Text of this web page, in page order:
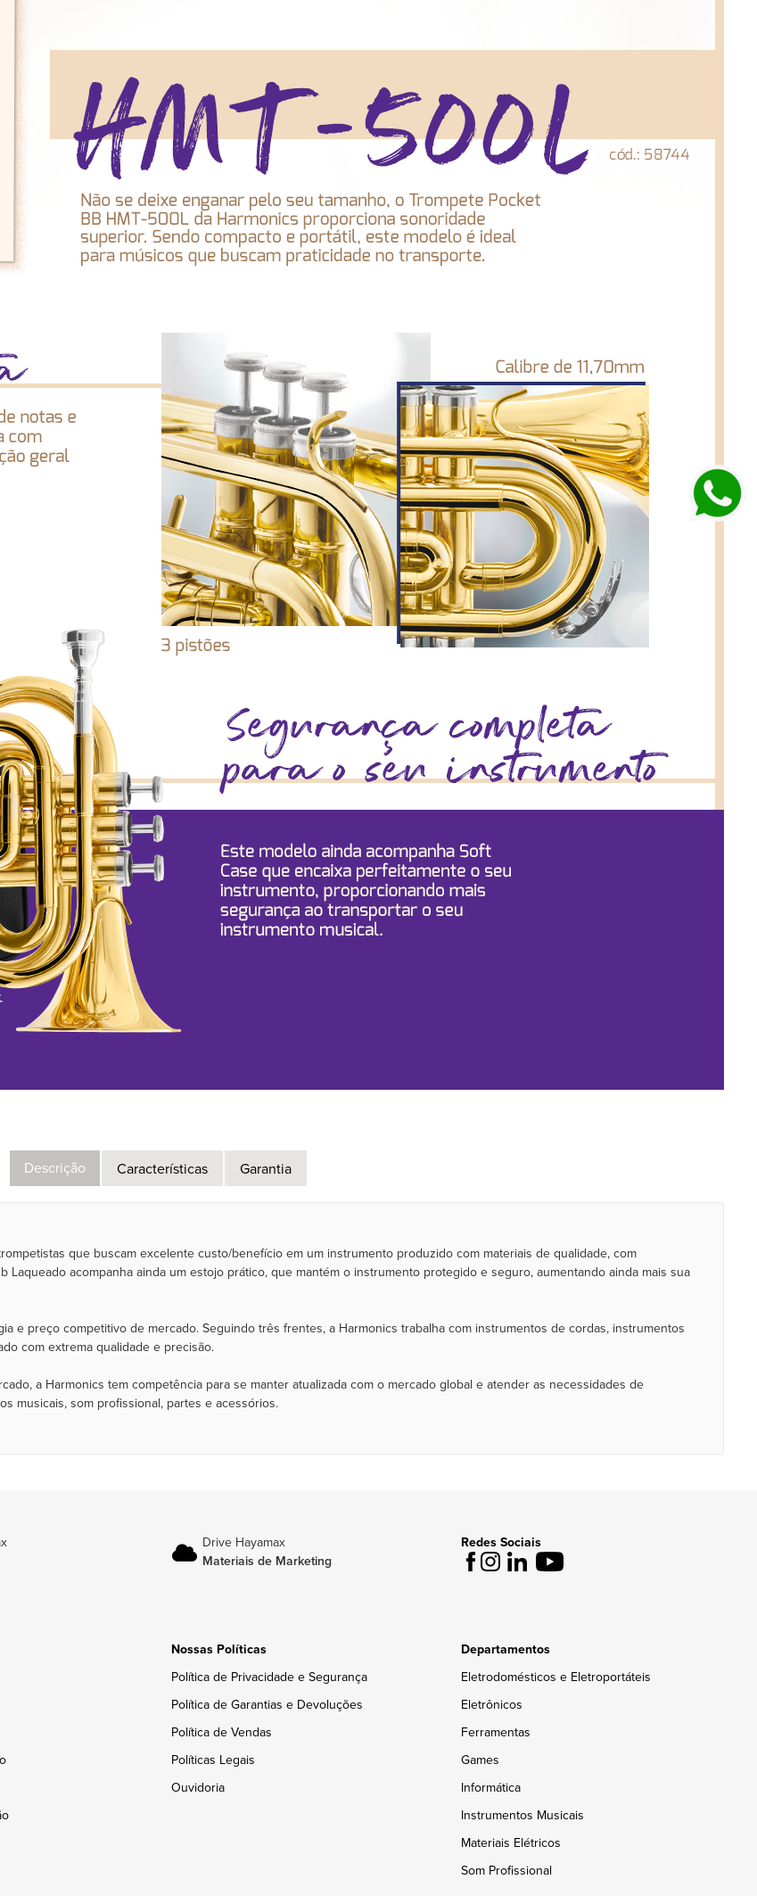
Descrição Características Garantia
que buscam excelente custo/benefício em um instrumento produzido com materiais de qualidade, com
Laqueado acompanha ainda um estojo prático, que mantém o instrumento protegido e seguro, aumentando ainda mais sua
e preço competitivo de mercado. Seguindo três frentes, a Harmonics trabalha com instrumentos de cordas, instrumentos
com extrema qualidade e precisão.
a Harmonics tem competência para se manter atualizada com o mercado global e atender as necessidades de
musicais, som profissional, partes e acessórios.
Drive Hayamax
Materiais de Marketing
Redes Sociais
Nossas Políticas
Política de Privacidade e Segurança
Política de Garantias e Devoluções
Política de Vendas
Políticas Legais
Ouvidoria
Departamentos
Eletrodomésticos e Eletroportáteis
Eletrônicos
Ferramentas
Games
Informática
Instrumentos Musicais
Materiais Elétricos
Som Profissional